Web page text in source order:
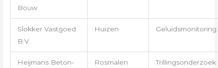
Bouw
Slokker Vastgoed
B.V.
Huizen Geluidsmonitoring
Heijmans Beton-
Rosmalen Trillingsonderzoek